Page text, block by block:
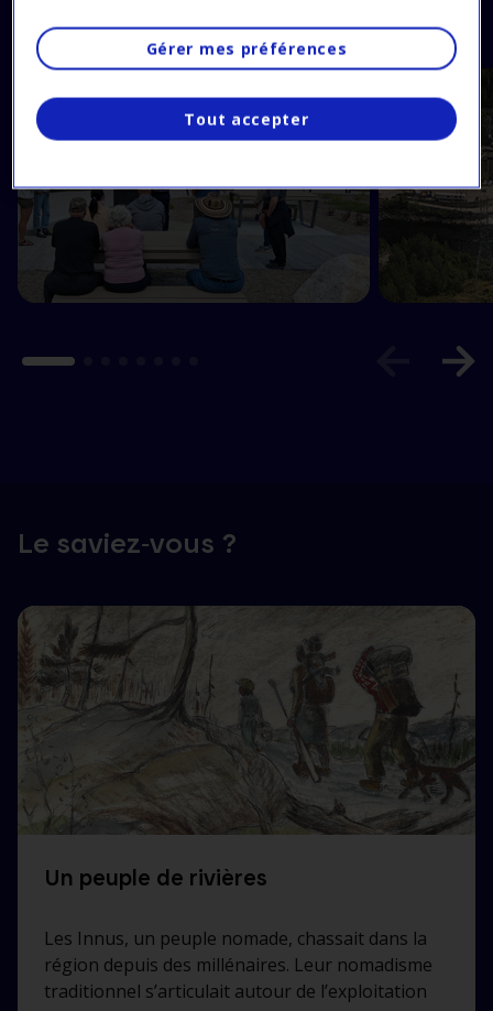
Le saviez‑vous ?
Un peuple de rivières
Les Innus, un peuple nomade, chassait dans la
région depuis des millénaires. Leur nomadisme
traditionnel s’articulait autour de l’exploitation
Gérer mes préférences
Tout accepter